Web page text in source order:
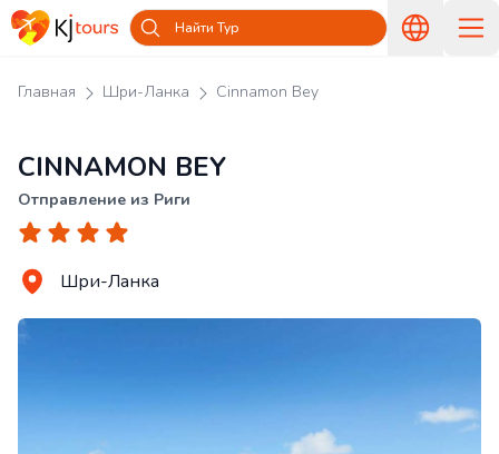
Найти Тур
Главная Шри-Ланка Cinnamon Bey
CINNAMON BEY
Отправление из Риги
Шри-Ланка